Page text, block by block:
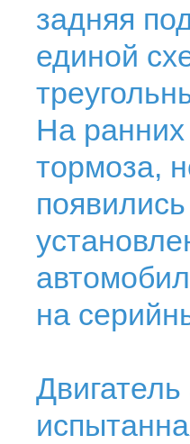
задняя
единой
На
тормоза,
на